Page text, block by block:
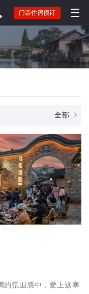
门票住宿预订
全部
的氛围感中，爱上这寒